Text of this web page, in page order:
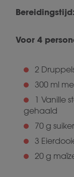
Bereidingstijd:
Voor 4
2
300 ml
1 Vanille
gehaald
70 g
3
20 g